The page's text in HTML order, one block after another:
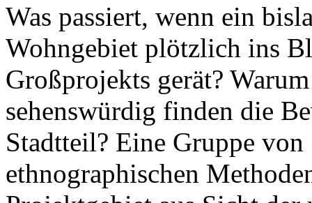
Was passiert, wenn ein
Wohngebiet plötzlich ins
Großprojekts gerät?
sehenswürdig finden die
Stadtteil? Eine Gruppe
ethnographischen